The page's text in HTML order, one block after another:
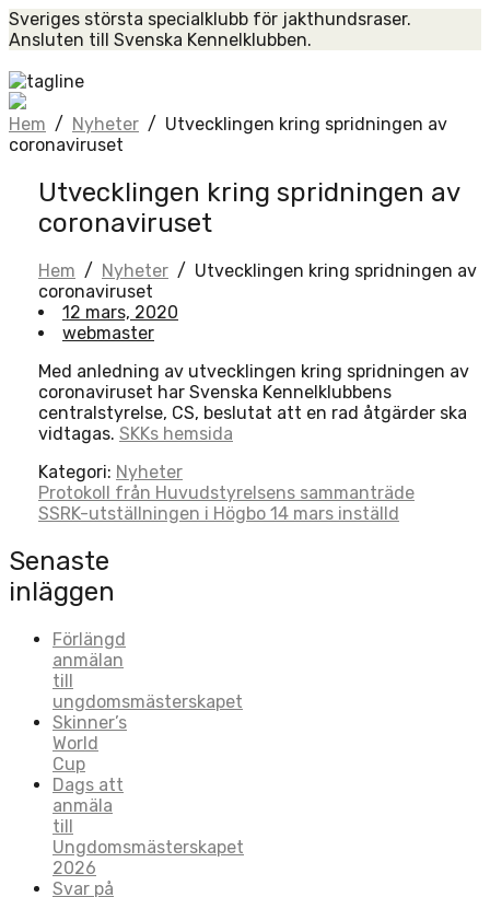
Skip
to
Sveriges största specialklubb för jakthundsraser.
Ansluten till Svenska Kennelklubben.
Hem / Nyheter / Utvecklingen kring spridningen av
coronaviruset
Utvecklingen kring spridningen av
coronaviruset
Hem / Nyheter / Utvecklingen kring spridningen av
coronaviruset
12 mars, 2020
webmaster
Med anledning av utvecklingen kring spridningen av
coronaviruset har Svenska Kennelklubbens
centralstyrelse, CS, beslutat att en rad åtgärder ska
vidtagas. SKKs hemsida
Kategori: Nyheter
Post
navigation
Protokoll från Huvudstyrelsens sammanträde
SSRK-utställningen i Högbo 14 mars inställd
Senaste
inläggen
Förlängd
anmälan
till
ungdomsmästerskapet
Skinner’s
World
Cup
Dags att
anmäla
till
Ungdomsmästerskapet
2026
Svar på